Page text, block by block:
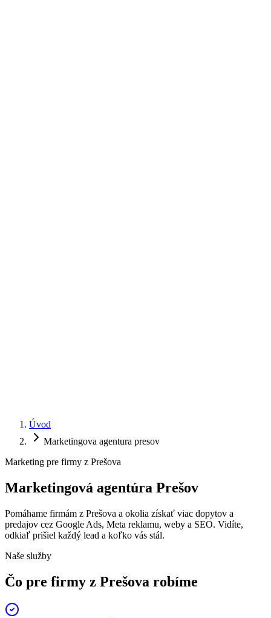
Úvod
Marketingova agentura presov
Marketing pre firmy z Prešova
Marketingová agentúra Prešov
Pomáhame firmám z Prešova a okolia získať viac dopytov a
predajov cez Google Ads, Meta reklamu, weby a SEO. Vidíte,
odkiaľ prišiel každý lead a koľko vás stál.
Naše služby
Čo pre firmy z Prešova robíme